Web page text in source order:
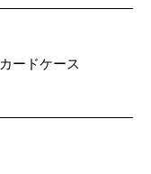
カードケース